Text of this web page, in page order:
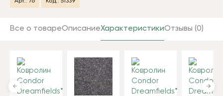
Все о товареОписаниеХарактеристикиОтзывы (0)